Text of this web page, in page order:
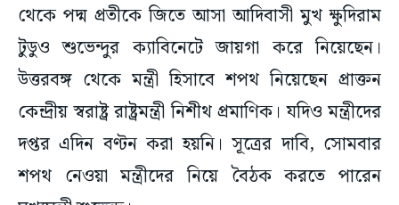
থেকে পদ্ম প্রতীকে জিতে আসা আদিবাসী মুখ ক্ষুদিরাম
টুডুও শুভেন্দুর ক্যাবিনেটে জায়গা করে নিয়েছেন।
উত্তরবঙ্গ থেকে মন্ত্রী হিসাবে শপথ নিয়েছেন প্রাক্তন
কেন্দ্রীয় স্বরাষ্ট্র রাষ্ট্রমন্ত্রী নিশীথ প্রমাণিক। যদিও মন্ত্রীদের
দপ্তর এদিন বণ্টন করা হয়নি। সূত্রের দাবি, সোমবার
শপথ নেওয়া মন্ত্রীদের নিয়ে বৈঠক করতে পারেন